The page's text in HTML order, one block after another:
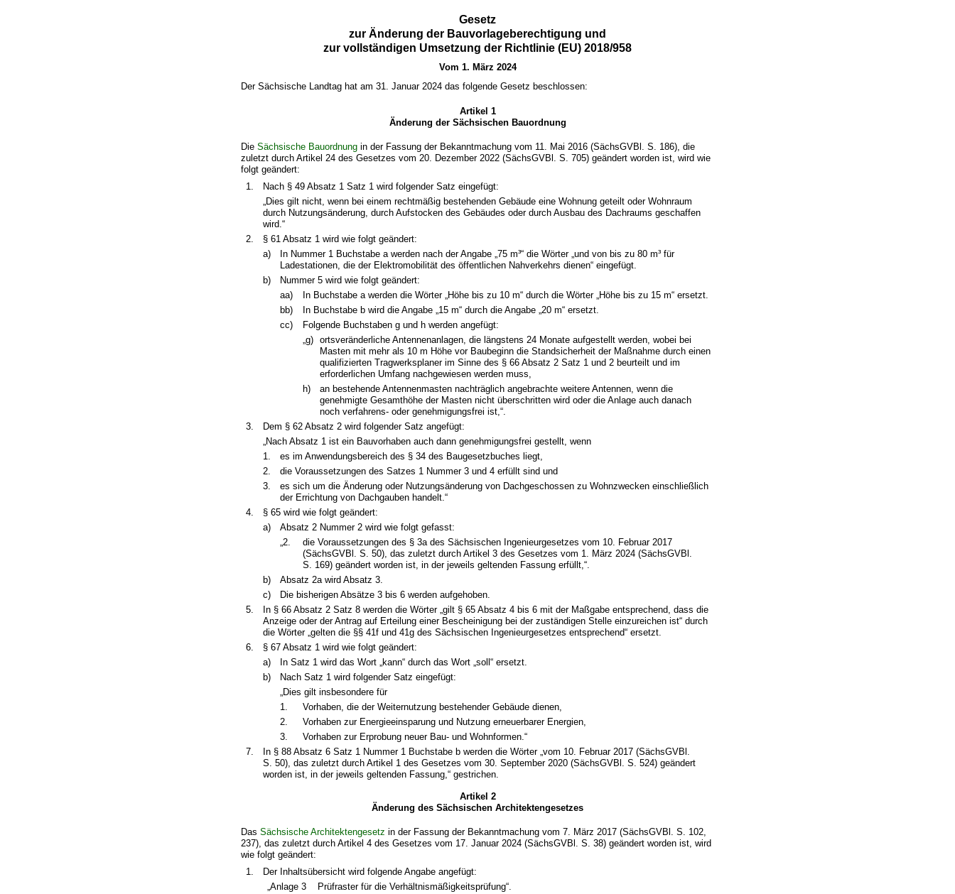
Gesetz
zur Änderung der Bauvorlageberechtigung und
zur vollständigen Umsetzung der Richtlinie (EU) 2018/958
Vom 1. März 2024
Der Sächsische Landtag hat am 31. Januar 2024 das folgende Gesetz beschlossen:
Artikel 1
Änderung der Sächsischen Bauordnung
DieSächsische Bauordnung in der Fassung der Bekanntmachung vom 11. Mai 2016 (SächsGVBl. S. 186), die
zuletzt durch Artikel 24 des Gesetzes vom 20. Dezember 2022 (SächsGVBl. S. 705) geändert worden ist, wird wie
folgt geändert:
1.
Nach § 49 Absatz 1 Satz 1 wird folgender Satz eingefügt:
„Dies gilt nicht, wenn bei einem rechtmäßig bestehenden Gebäude eine Wohnung geteilt oder Wohnraum
durch Nutzungsänderung, durch Aufstocken des Gebäudes oder durch Ausbau des Dachraums geschaffen
wird.“
2.
§ 61 Absatz 1 wird wie folgt geändert:
a)
In Nummer 1 Buchstabe a werden nach der Angabe „75 m³“ die Wörter „und von bis zu 80 m³ für
Ladestationen, die der Elektromobilität des öffentlichen Nahverkehrs dienen“ eingefügt.
b)
Nummer 5 wird wie folgt geändert:
aa)
In Buchstabe a werden die Wörter „Höhe bis zu 10 m“ durch die Wörter „Höhe bis zu 15 m“ ersetzt.
bb)
In Buchstabe b wird die Angabe „15 m“ durch die Angabe „20 m“ ersetzt.
cc)
Folgende Buchstaben g und h werden angefügt:
„g)
ortsveränderliche Antennenanlagen, die längstens 24 Monate aufgestellt werden, wobei bei
Masten mit mehr als 10 m Höhe vor Baubeginn die Standsicherheit der Maßnahme durch einen
qualifizierten Tragwerksplaner im Sinne des § 66 Absatz 2 Satz 1 und 2 beurteilt und im
erforderlichen Umfang nachgewiesen werden muss,
h)
an bestehende Antennenmasten nachträglich angebrachte weitere Antennen, wenn die
genehmigte Gesamthöhe der Masten nicht überschritten wird oder die Anlage auch danach
noch verfahrens- oder genehmigungsfrei ist,“.
3.
Dem § 62 Absatz 2 wird folgender Satz angefügt:
„Nach Absatz 1 ist ein Bauvorhaben auch dann genehmigungsfrei gestellt, wenn
1.
es im Anwendungsbereich des § 34 des Baugesetzbuches liegt,
2.
die Voraussetzungen des Satzes 1 Nummer 3 und 4 erfüllt sind und
3.
es sich um die Änderung oder Nutzungsänderung von Dachgeschossen zu Wohnzwecken einschließlich
der Errichtung von Dachgauben handelt.“
4.
§ 65 wird wie folgt geändert:
a)
Absatz 2 Nummer 2 wird wie folgt gefasst:
„2.
die Voraussetzungen des § 3a des Sächsischen Ingenieurgesetzes vom 10. Februar 2017
(SächsGVBl. S. 50), das zuletzt durch Artikel 3 des Gesetzes vom 1. März 2024 (SächsGVBl.
S. 169) geändert worden ist, in der jeweils geltenden Fassung erfüllt,“.
b)
Absatz 2a wird Absatz 3.
c)
Die bisherigen Absätze 3 bis 6 werden aufgehoben.
5.
In § 66 Absatz 2 Satz 8 werden die Wörter „gilt § 65 Absatz 4 bis 6 mit der Maßgabe entsprechend, dass die
Anzeige oder der Antrag auf Erteilung einer Bescheinigung bei der zuständigen Stelle einzureichen ist“ durch
die Wörter „gelten die §§ 41f und 41g des Sächsischen Ingenieurgesetzes entsprechend“ ersetzt.
6.
§ 67 Absatz 1 wird wie folgt geändert:
a)
In Satz 1 wird das Wort „kann“ durch das Wort „soll“ ersetzt.
b)
Nach Satz 1 wird folgender Satz eingefügt:
„Dies gilt insbesondere für
1.
Vorhaben, die der Weiternutzung bestehender Gebäude dienen,
2.
Vorhaben zur Energieeinsparung und Nutzung erneuerbarer Energien,
3.
Vorhaben zur Erprobung neuer Bau- und Wohnformen.“
7.
In § 88 Absatz 6 Satz 1 Nummer 1 Buchstabe b werden die Wörter „vom 10. Februar 2017 (SächsGVBl.
S. 50), das zuletzt durch Artikel 1 des Gesetzes vom 30. September 2020 (SächsGVBl. S. 524) geändert
worden ist, in der jeweils geltenden Fassung,“ gestrichen.
Artikel 2
Änderung des Sächsischen Architektengesetzes
DasSächsische Architektengesetz in der Fassung der Bekanntmachung vom 7. März 2017 (SächsGVBl. S. 102,
237), das zuletzt durch Artikel 4 des Gesetzes vom 17. Januar 2024 (SächsGVBl. S. 38) geändert worden ist, wird
wie folgt geändert:
1.
Der Inhaltsübersicht wird folgende Angabe angefügt:
„Anlage 3
Prüfraster für die Verhältnismäßigkeitsprüfung“.